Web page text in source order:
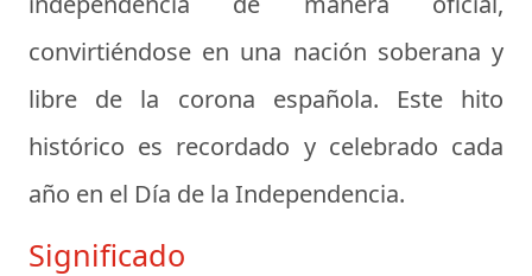
convirtiéndose en una nación soberana y
libre de la corona española. Este hito
histórico es recordado y celebrado cada
año en el Día de la Independencia.
Significado